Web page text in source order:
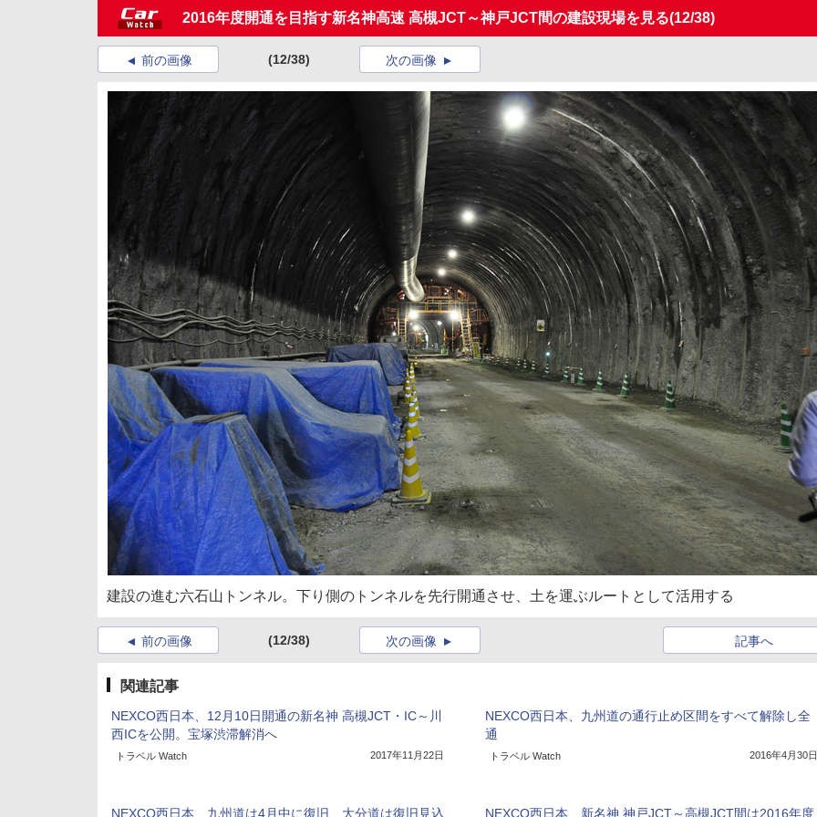
2016年度開通を目指す新名神高速 高槻JCT～神戸JCT間の建設現場を見る(12/38)
前の画像 (12/38) 次の画像
建設の進む六石山トンネル。下り側のトンネルを先行開通させ、土を運ぶルートとして活用する
前の画像 (12/38) 記事へ
次の画像
関連記事
NEXCO西日本、12月10日開通の新名神 高槻JCT・IC～川
西ICを公開。宝塚渋滞解消へ
トラベル Watch 2017年11月22日
NEXCO西日本、九州道の通行止め区間をすべて解除し全
通
トラベル Watch 2016年4月30日
NEXCO西日本、九州道は4月中に復旧、大分道は復旧見込 NEXCO西日本、新名神 神戸JCT～高槻JCT間は2016年度